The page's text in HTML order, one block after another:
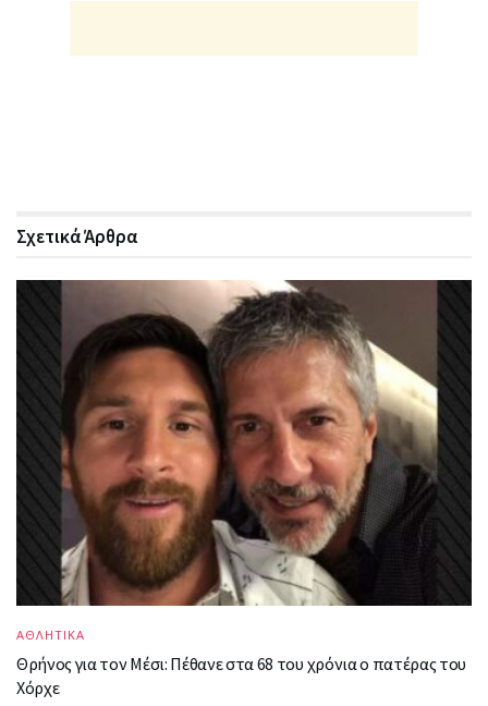
ΣχετικάΆρθρα
ΑΘΛΗΤΙΚΑ
Θρήνος για τον Μέσι: Πέθανε στα 68 του χρόνια ο πατέρας του
Χόρχε